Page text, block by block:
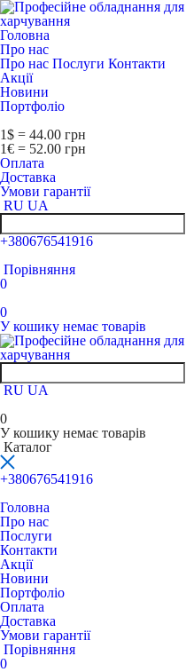
Головна
Про нас
Про нас Послуги Контакти
Акції
Новини
Портфоліо
1$ = 44.00 грн
1€ = 52.00 грн
Оплата
Доставка
Умови гарантії
RU UA
+380676541916
Порівняння
0
0
У кошику немає товарів
RU UA
0
У кошику немає товарів
Каталог
+380676541916
Головна
Про нас
Послуги
Контакти
Акції
Новини
Портфоліо
Оплата
Доставка
Умови гарантії
Порівняння
0